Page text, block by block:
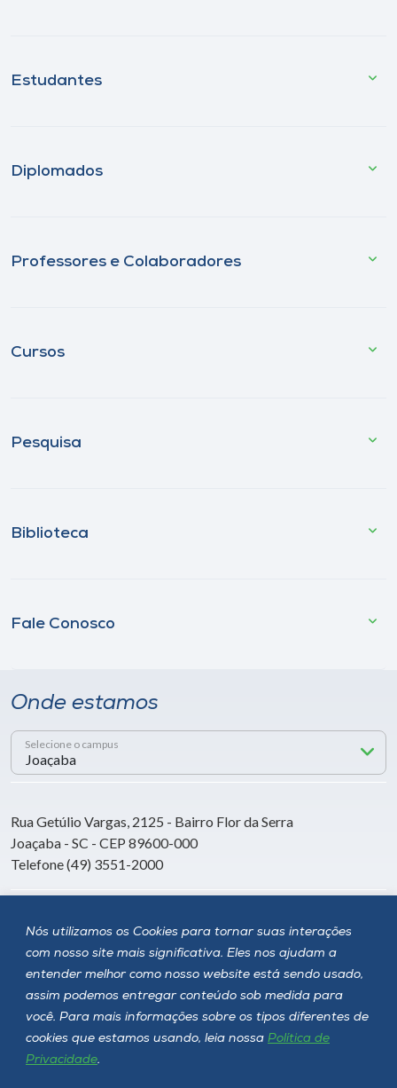
Nós utilizamos os Cookies para tornar suas interações
com nosso site mais significativa. Eles nos ajudam a
entender melhor como nosso website está sendo usado,
assim podemos entregar conteúdo sob medida para
você. Para mais informações sobre os tipos diferentes de
cookies que estamos usando, leia nossa Política de
Privacidade.
Estudantes
Diplomados
Professores e Colaboradores
Cursos
Pesquisa
Biblioteca
Fale Conosco
Onde estamos
Selecione o campus
Rua Getúlio Vargas, 2125 - Bairro Flor da Serra
Joaçaba - SC - CEP 89600-000
Telefone (49) 3551-2000
Siga a Unoesc